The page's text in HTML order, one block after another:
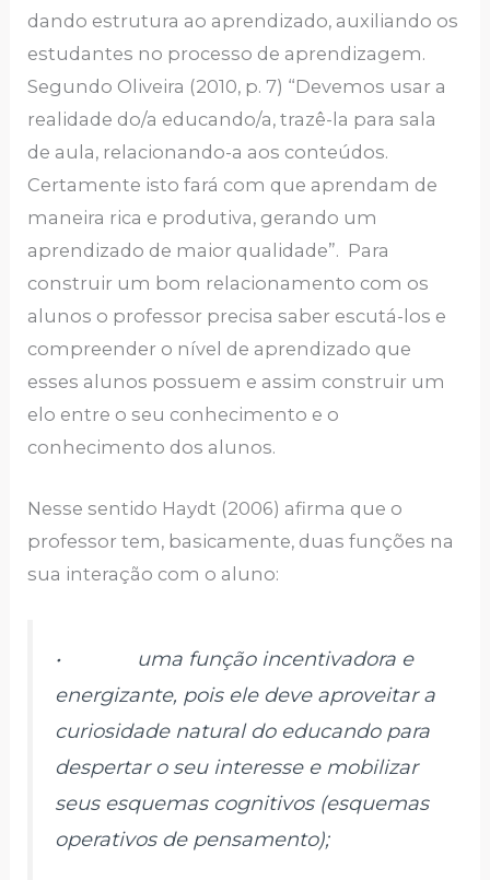
dando estrutura ao aprendizado, auxiliando os
estudantes no processo de aprendizagem.
Segundo Oliveira (2010, p. 7) “Devemos usar a
realidade do/a educando/a, trazê-la para sala
de aula, relacionando-a aos conteúdos.
Certamente isto fará com que aprendam de
maneira rica e produtiva, gerando um
aprendizado de maior qualidade”. Para
construir um bom relacionamento com os
alunos o professor precisa saber escutá-los e
compreender o nível de aprendizado que
esses alunos possuem e assim construir um
elo entre o seu conhecimento e o
conhecimento dos alunos.
Nesse sentido Haydt (2006) afirma que o
professor tem, basicamente, duas funções na
sua interação com o aluno:
• uma função incentivadora e
energizante, pois ele deve aproveitar a
curiosidade natural do educando para
despertar o seu interesse e mobilizar
seus esquemas cognitivos (esquemas
operativos de pensamento);